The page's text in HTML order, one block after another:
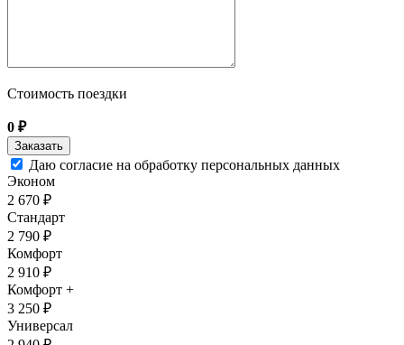
Стоимость поездки
0 ₽
Даю согласие на обработку персональных данных
Эконом
2 670 ₽
Стандарт
2 790 ₽
Комфорт
2 910 ₽
Комфорт +
3 250 ₽
Универсал